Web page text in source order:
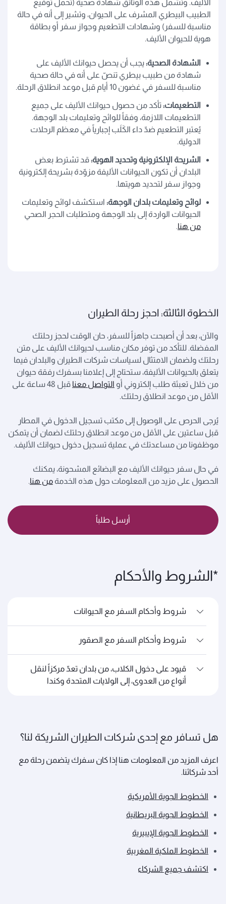
الأليف. وتشمل هذه الوثائق شهادة صحية (تحمل توقيع
الطبيب البيطري المشرف على الحيوان، وتشير إلى أنه في حالة
مناسبة للسفر) وشهادات التطعيم وجواز سفر أو بطاقة
هوية للحيوان الأليف.
الشهادة الصحية: يجب أن يحصل حيوانك الأليف على
شهادة من طبيب بيطري تنصّ على أنه في حالة صحية
مناسبة للسفر في غضون 10 أيام قبل موعد انطلاق الرحلة.
التطعيمات: تأكد من حصول حيوانك الأليف على جميع
التطعيمات اللازمة، وفقاً للوائح وتعليمات بلد الوجهة.
يُعتبر التطعيم ضدّ داء الكَلَب إجبارياً في معظم الرحلات
الدولية.
الشريحة الإلكترونية وتحديد الهوية: قد تشترط بعض
البلدان أن تكون الحيوانات الأليفة مزوّدة بشريحة إلكترونية
وجواز سفر لتحديد هويتها.
لوائح وتعليمات بلدان الوجهة: استكشف لوائح وتعليمات
الحيوانات الواردة إلى بلد الوجهة ومتطلبات الحجر الصحي
من هنا.
الخطوة الثالثة: احجز رحلة الطيران
والآن، بعد أن أصبحت جاهزاً للسفر، حان الوقت لحجز رحلتك
المفضلة. للتأكد من توفر مكان مناسب لحيوانك الأليف على متن
رحلتك ولضمان الامتثال لسياسات شركات الطيران والبلدان فيما
يتعلق بالحيوانات الأليفة، ستحتاج إلى إعلامنا بسفرك رفقة حيوان
من خلال تعبئة طلب إلكتروني أو التواصل معنا
قبل 48 ساعة على
الأقل من موعد انطلاق رحلتك.
يُرجى الحرص على الوصول إلى مكتب تسجيل الدخول في المطار
قبل ساعتين على الأقل من موعد انطلاق رحلتك لضمان أن يتمكن
موظفونا من مساعدتك في عملية تسجيل دخول حيوانك الأليف.
في حال سفر حيوانك الأليف مع البضائع المشحونة، يمكنك
الحصول على مزيد من المعلومات حول هذه الخدمة من هنا.
أرسل طلباً
*الشروط والأحكام
شروط وأحكام السفر مع الحيوانات
شروط وأحكام السفر مع الصقور
قيود على دخول الكلاب، من بلدان تعدّ مركزاً لنقل
أنواع من العدوى، إلى الولايات المتحدة وكندا
هل تسافر مع إحدى شركات الطيران الشريكة لنا؟
اعرف المزيد من المعلومات هنا إذا كان سفرك يتضمن رحلة مع
أحد شركائنا.
الخطوط الجوية الأمريكية
الخطوط الجوية البريطانية
الخطوط الجوية الإيبيرية
الخطوط الملكية المغربية
اكتشف جميع الشركاء